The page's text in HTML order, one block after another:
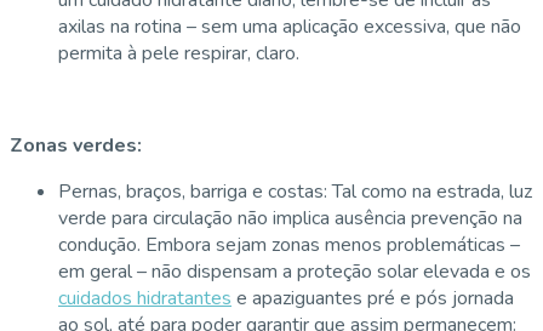
axilas na rotina – sem uma aplicação excessiva, que não
permita à pele respirar, claro.
Zonas verdes:
Pernas, braços, barriga e costas: Tal como na estrada, luz
verde para circulação não implica ausência prevenção na
condução. Embora sejam zonas menos problemáticas –
em geral – não dispensam a proteção solar elevada e os
cuidados hidratantes e apaziguantes pré e pós jornada
ao sol, até para poder garantir que assim permanecem: